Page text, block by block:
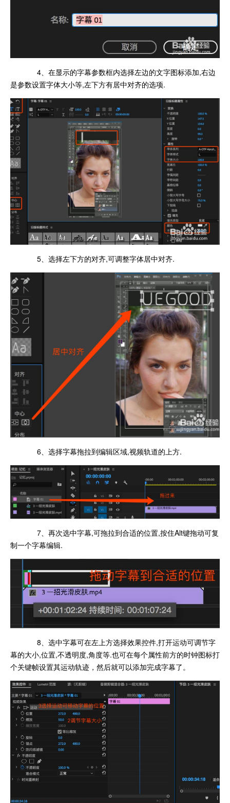
4、在显示的字幕参数框内选择左边的文字图标添加,右边
是参数设置字体大小等,左下方有居中对齐的选项.
5、选择左下方的对齐,可调整字体居中对齐.
6、选择字幕拖拉到编辑区域,视频轨道的上方.
7、再次选中字幕,可拖拉到合适的位置,按住Alt键拖动可复
制一个字幕编辑.
8、选中字幕可在左上方选择效果控件,打开运动可调节字
幕的大小,位置,不透明度,角度等.也可在每个属性前方的时钟图标打
个关键帧设置其运动轨迹，然后就可以添加完成字幕了。